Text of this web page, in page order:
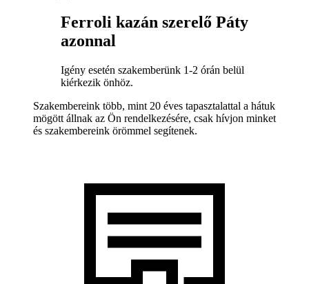
Ferroli kazán szerelő Páty
azonnal
Igény esetén szakemberünk 1-2 órán belül
kiérkezik önhöz.
Szakembereink több, mint 20 éves tapasztalattal a hátuk
mögött állnak az Ön rendelkezésére, csak hívjon minket
és szakembereink örömmel segítenek.